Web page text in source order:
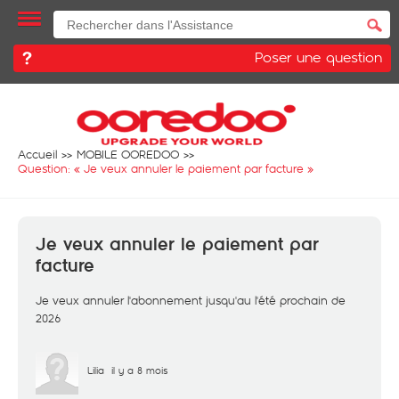
Poser une question
Accueil
MOBILE OOREDOO
Question: « Je veux annuler le paiement par facture »
Je veux annuler le paiement par
facture
Je veux annuler l'abonnement jusqu'au l'été prochain de
2026
Lilia il y a 8 mois